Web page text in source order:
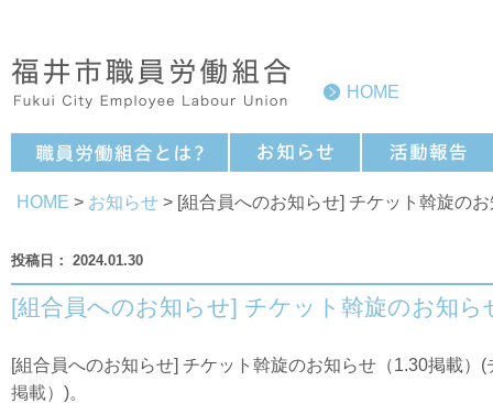
HOME
HOME > お知らせ > [組合員へのお知らせ] チケット斡旋の
2024.01.30
[組合員へのお知らせ] チケット斡旋のお知ら
[組合員へのお知らせ] チケット斡旋のお知らせ（1.30掲載）(
掲載） )。